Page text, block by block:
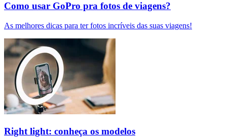
Como usar GoPro pra fotos de viagens?
As melhores dicas para ter fotos incríveis das suas viagens!
Right light: conheça os modelos